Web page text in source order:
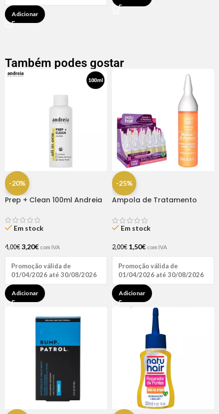
Adicionar
Também podes gostar
-20%
Prep + Clean 100ml Andreia
Em stock
4,00€ 3,20€ com IVA
Promoção válida de
01/04/2026 até 30/08/2026
Adicionar
-25%
Ampola de Tratamento
Hair (1 UNIDADE)
Em stock
2,00€ 1,50€ com IVA
Promoção válida de
01/04/2026 até 30/08/2026
Adicionar